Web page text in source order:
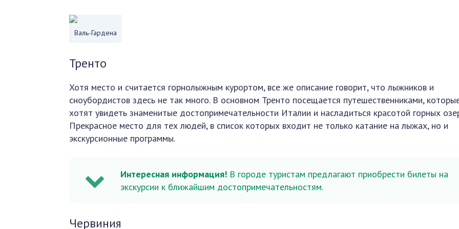
Валь-Гардена
Тренто
Хотя место и считается горнолыжным курортом, все же описание говорит, что лыжников и
сноубордистов здесь не так много. В основном Тренто посещается путешественниками,
хотят увидеть знаменитые достопримечательности Италии и насладиться красотой горных
Прекрасное место для тех людей, в список которых входит не только катание на лыжах, но и
экскурсионные программы.
Интересная информация! В городе туристам предлагают приобрести билеты на
экскурсии к ближайшим достопримечательностям.
Червиния